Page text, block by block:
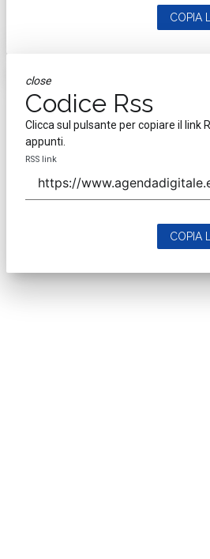
COPIA
close
Codice Rss
Clicca sul pulsante per copiare il link
appunti.
RSS link
COPIA